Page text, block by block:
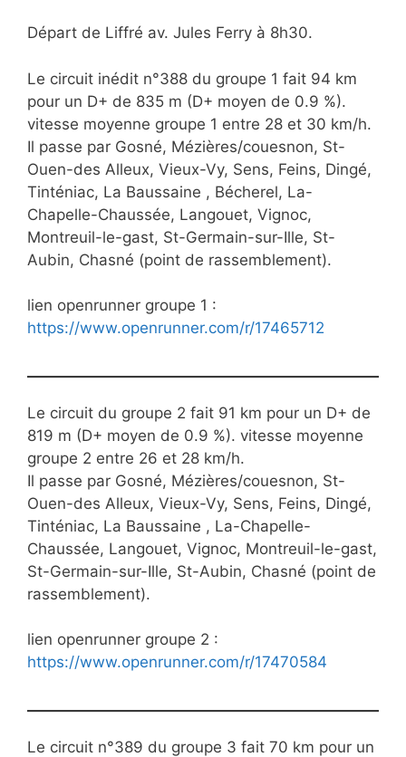
Départ de Liffré av. Jules Ferry à 8h30.
Le circuit inédit n°388 du groupe 1 fait 94 km
pour un D+ de 835 m (D+ moyen de 0.9 %).
vitesse moyenne groupe 1 entre 28 et 30 km/h.
Il passe par Gosné, Mézières/couesnon, St-
Ouen-des Alleux, Vieux-Vy, Sens, Feins, Dingé,
Tinténiac, La Baussaine , Bécherel, La-
Chapelle-Chaussée, Langouet, Vignoc,
Montreuil-le-gast, St-Germain-sur-Ille, St-
Aubin, Chasné (point de rassemblement).
lien openrunner groupe 1 :
https://www.openrunner.com/r/17465712
Le circuit du groupe 2 fait 91 km pour un D+ de
819 m (D+ moyen de 0.9 %). vitesse moyenne
groupe 2 entre 26 et 28 km/h.
Il passe par Gosné, Mézières/couesnon, St-
Ouen-des Alleux, Vieux-Vy, Sens, Feins, Dingé,
Tinténiac, La Baussaine , La-Chapelle-
Chaussée, Langouet, Vignoc, Montreuil-le-gast,
St-Germain-sur-Ille, St-Aubin, Chasné (point de
rassemblement).
lien openrunner groupe 2 :
https://www.openrunner.com/r/17470584
Le circuit n°389 du groupe 3 fait 70 km pour un